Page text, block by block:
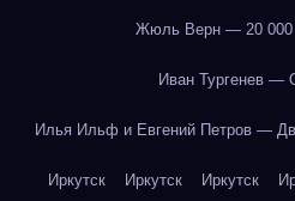
Жюль Верн — 20 000
Иван Тургенев —
Илья Ильф и Евгений Петров —
Иркутск Иркутск Иркутск